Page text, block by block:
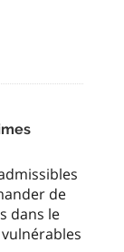
de
dans le